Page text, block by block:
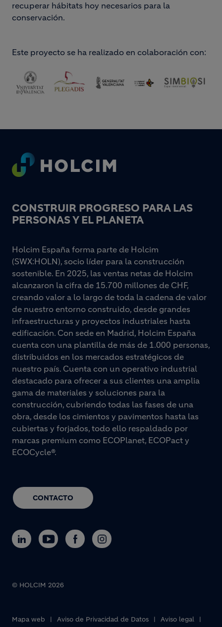
recuperar hábitats hoy necesarios para la
conservación.
Este proyecto se ha realizado en colaboración con:
Footer
CONSTRUIR PROGRESO PARA LAS
PERSONAS Y EL PLANETA
CONTACTO
Holcim España forma parte de Holcim
(SWX:HOLN), socio líder para la construcción
sostenible. En 2025, las ventas netas de Holcim
alcanzaron la cifra de 15.700 millones de CHF,
creando valor a lo largo de toda la cadena de valor
de nuestro entorno construido, desde grandes
infraestructuras y proyectos industriales hasta
edificación. Con sede en Madrid, Holcim España
cuenta con una plantilla de más de 1.000 personas,
distribuidos en los mercados estratégicos de
nuestro país. Cuenta con un operativo industrial
destacado para ofrecer a sus clientes una amplia
gama de materiales y soluciones para la
construcción, cubriendo todas las fases de una
obra, desde los cimientos y pavimentos hasta las
cubiertas y forjados, todo ello respaldado por
marcas premium como ECOPlanet, ECOPact y
ECOCycle®.
Footer bottom
© HOLCIM 2026
Mapa web Aviso de Privacidad de Datos Aviso legal